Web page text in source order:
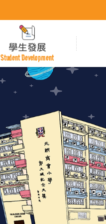
學生發展
Student Development